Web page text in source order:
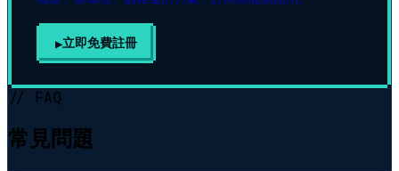
立即免費註冊
// FAQ
常見問題